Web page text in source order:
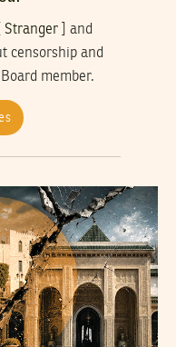
Stranger] and
censorship and
member.